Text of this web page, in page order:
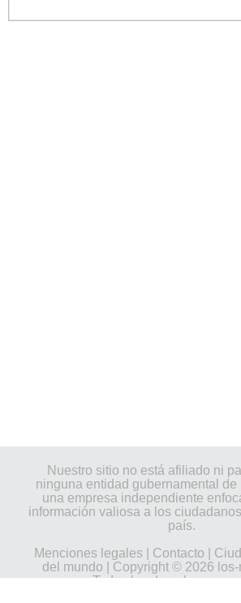
Nuestro sitio no está afiliado ni
ninguna entidad gubernamental de
una empresa independiente
información valiosa a los
país.
Menciones legales
Contacto
del mundo | Copyright © 2026
Todos los derechos